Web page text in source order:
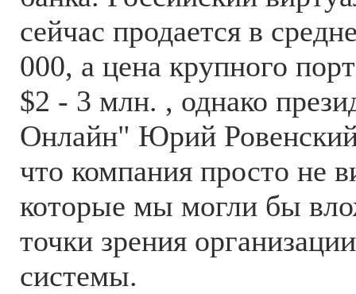
сейчас продается в
000, а цена крупного
$2 - 3 млн. , однако
Онлайн" Юрий
что компания просто не
которые мы могли бы
точки зрения
системы.